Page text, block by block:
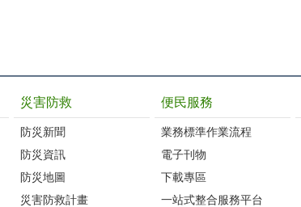
災害防救
防災新聞
防災資訊
防災地圖
災害防救計畫
便民服務
業務標準作業流程‭
電子刊物
下載專區
一站式整合服務平台